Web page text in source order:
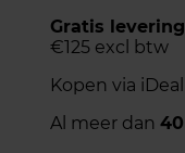
Gratis levering
€125 excl btw
Kopen via
Al meer dan